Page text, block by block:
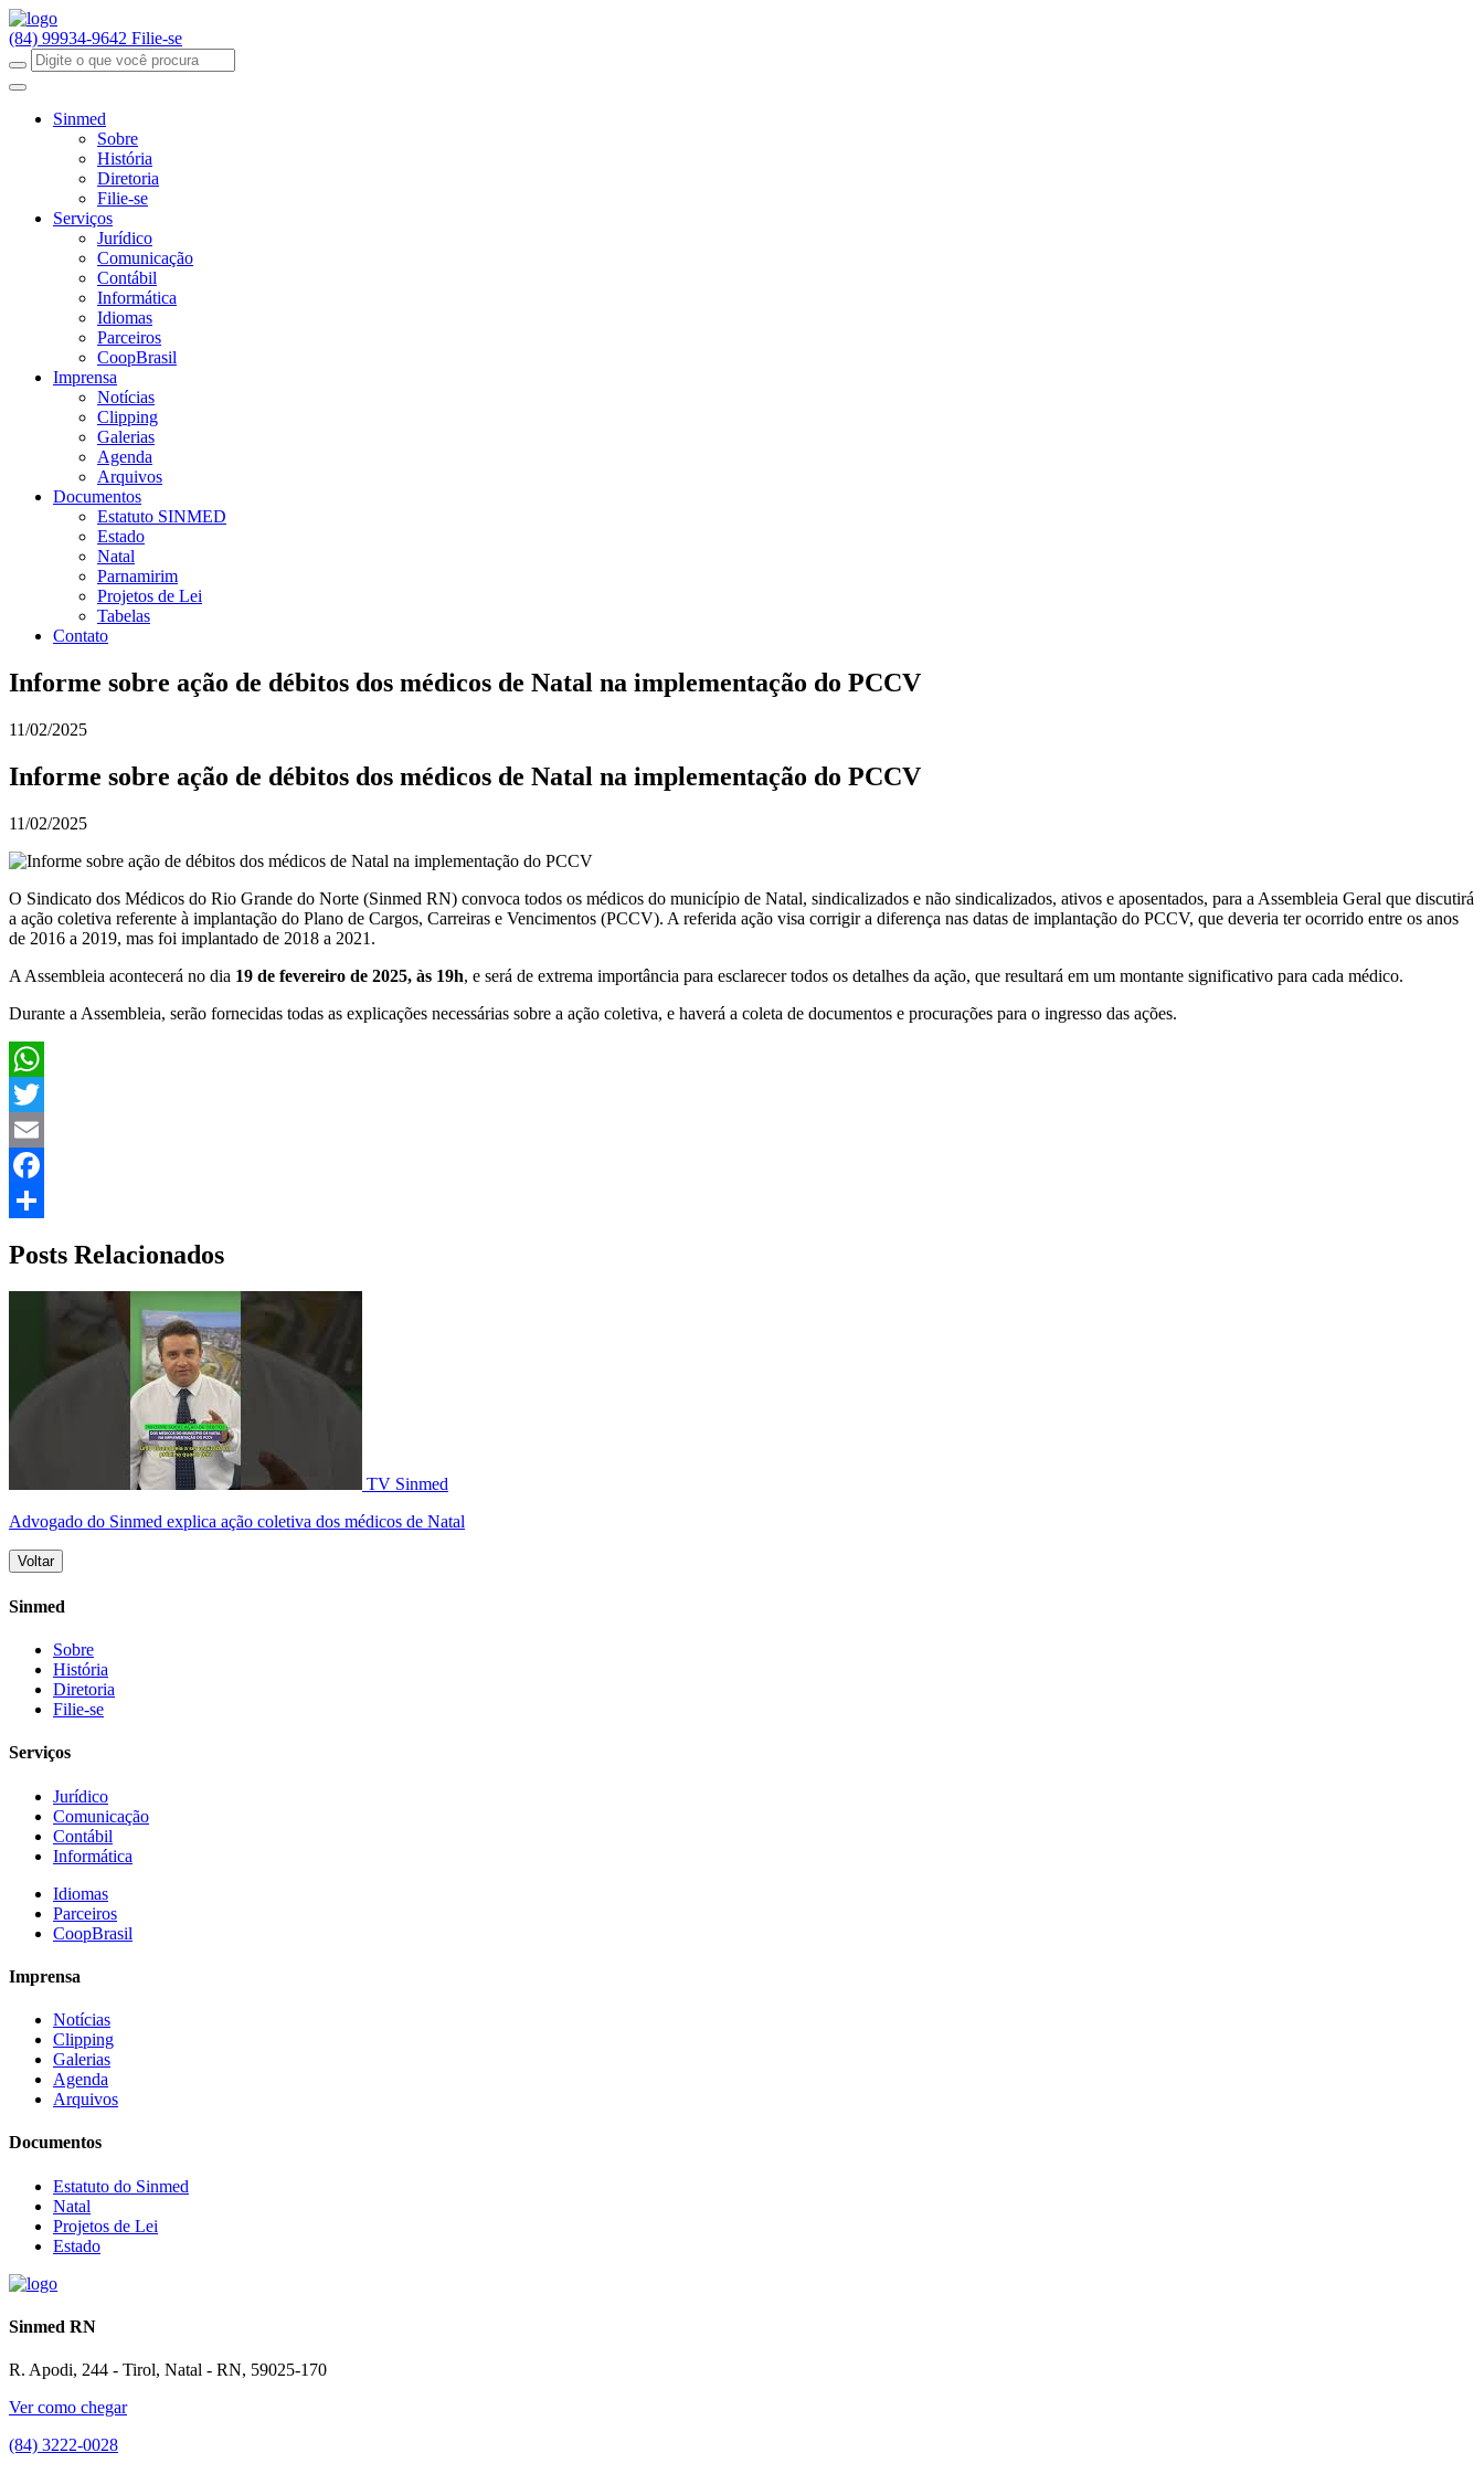
(84) 99934-9642 Filie-se
Sinmed
Sobre
História
Diretoria
Filie-se
Serviços
Jurídico
Comunicação
Contábil
Informática
Idiomas
Parceiros
CoopBrasil
Imprensa
Notícias
Clipping
Galerias
Agenda
Arquivos
Documentos
Estatuto SINMED
Estado
Natal
Parnamirim
Projetos de Lei
Tabelas
Contato
Informe sobre ação de débitos dos médicos de Natal na implementação do PCCV
11/02/2025
Informe sobre ação de débitos dos médicos de Natal na implementação do PCCV
11/02/2025
O Sindicato dos Médicos do Rio Grande do Norte (Sinmed RN) convoca todos os médicos do município de Natal, sindicalizados e não sindicalizados, ativos e aposentados, para a Assembleia Geral que discutirá
a ação coletiva referente à implantação do Plano de Cargos, Carreiras e Vencimentos (PCCV). A referida ação visa corrigir a diferença nas datas de implantação do PCCV, que deveria ter ocorrido entre os anos
de 2016 a 2019, mas foi implantado de 2018 a 2021.
A Assembleia acontecerá no dia 19 de fevereiro de 2025, às 19h, e será de extrema importância para esclarecer todos os detalhes da ação, que resultará em um montante significativo para cada médico.
Durante a Assembleia, serão fornecidas todas as explicações necessárias sobre a ação coletiva, e haverá a coleta de documentos e procurações para o ingresso das ações.
WhatsApp
Twitter
Email
Facebook
Posts Relacionados
TV Sinmed
Advogado do Sinmed explica ação coletiva dos médicos de Natal
Voltar
Sinmed
Sobre
História
Diretoria
Filie-se
Serviços
Jurídico
Comunicação
Contábil
Informática
Idiomas
Parceiros
CoopBrasil
Imprensa
Notícias
Clipping
Galerias
Agenda
Arquivos
Documentos
Estatuto do Sinmed
Natal
Projetos de Lei
Estado
Sinmed RN
R. Apodi, 244 - Tirol, Natal - RN, 59025-170
Ver como chegar
(84) 3222-0028